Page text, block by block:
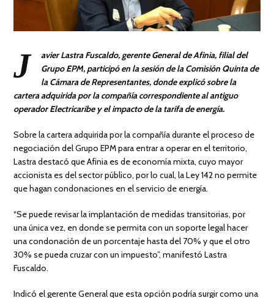
J
avier Lastra Fuscaldo, gerente General de Afinia, filial del
Grupo EPM, participó en la sesión de la Comisión Quinta de
la Cámara de Representantes, donde explicó sobre la
cartera adquirida por la compañía correspondiente al antiguo
operador Electricaribe y el impacto de la tarifa de energía.
Sobre la cartera adquirida por la compañía durante el proceso de
negociación del Grupo EPM para entrar a operar en el territorio,
Lastra destacó que Afinia es de economía mixta, cuyo mayor
accionista es del sector público, por lo cual, la Ley 142 no permite
que hagan condonaciones en el servicio de energía.
“Se puede revisar la implantación de medidas transitorias, por
una única vez, en donde se permita con un soporte legal hacer
una condonación de un porcentaje hasta del 70% y que el otro
30% se pueda cruzar con un impuesto”, manifestó Lastra
Fuscaldo.
Indicó el gerente General que esta opción podría surgir como una